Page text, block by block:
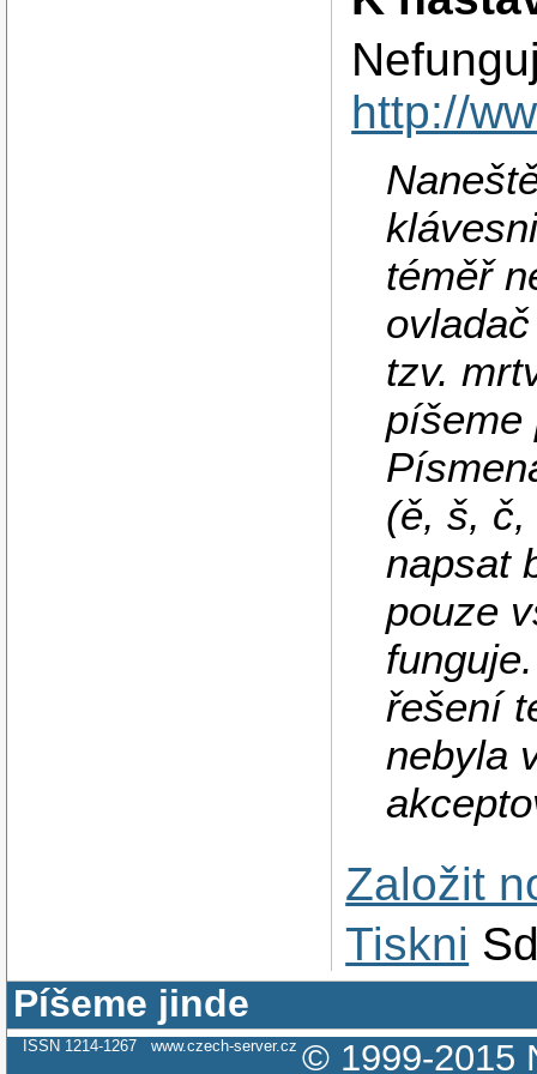
http://
téměř
tzv.
píšeme
(ě, š,
napsat
pouze
řešení
nebyla
Založit
Tiskni
Píšeme jinde
ISSN 1214-1267 www.czech-server.cz © 1999-2015